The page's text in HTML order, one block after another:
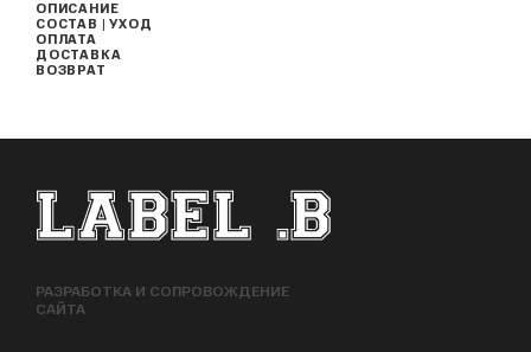
ОПИСАНИЕ
СОСТАВ | УХОД
ОПЛАТА
ДОСТАВКА
ВОЗВРАТ
ФУТЕР САЙТА
РАЗРАБОТКА И СОПРОВОЖДЕНИЕ
САЙТА